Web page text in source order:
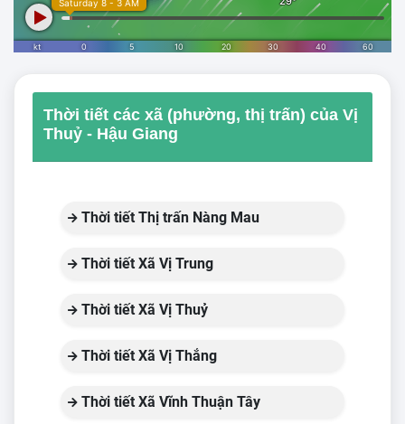
Thời tiết các xã (phường, thị trấn) của Vị
Thuỷ - Hậu Giang
Thời tiết Thị trấn Nàng Mau
Thời tiết Xã Vị Trung
Thời tiết Xã Vị Thuỷ
Thời tiết Xã Vị Thắng
Thời tiết Xã Vĩnh Thuận Tây